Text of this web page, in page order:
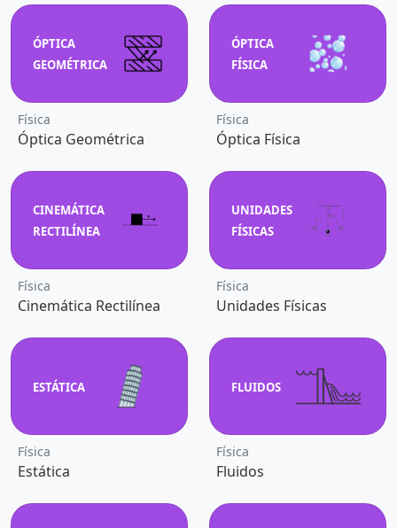
ÓPTICA
GEOMÉTRICA
Física
Óptica Geométrica
ÓPTICA
FÍSICA
Física
Óptica Física
CINEMÁTICA
RECTILÍNEA
Física
Cinemática Rectilínea
UNIDADES
FÍSICAS
Física
Unidades Físicas
ESTÁTICA
Física
Estática
FLUIDOS
Física
Fluidos